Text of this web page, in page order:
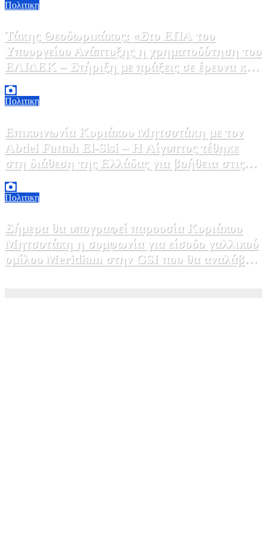
Πολιτικη
Τάκης Θεοδωρικάκος: «Στο ΕΠΑ του
Υπουργείου Ανάπτυξης η χρηματοδότηση του
ΕΛΙΔΕΚ – Στήριξη με πράξεις σε έρευνα και
καινοτομία»
Πολιτικη
Επικοινωνία Κυριάκου Μητσοτάκη με τον
Abdel Fattah El-Sisi – Η Αίγυπτος τέθηκε
στη διάθεση της Ελλάδας για βοήθεια στις
φωτιές
Πολιτικη
Σήμερα θα υπογραφεί παρουσία Κυριάκου
Μητσοτάκη η συμφωνία για είσοδο γαλλικού
ομίλου Meridiam στην GSI που θα αναλάβει